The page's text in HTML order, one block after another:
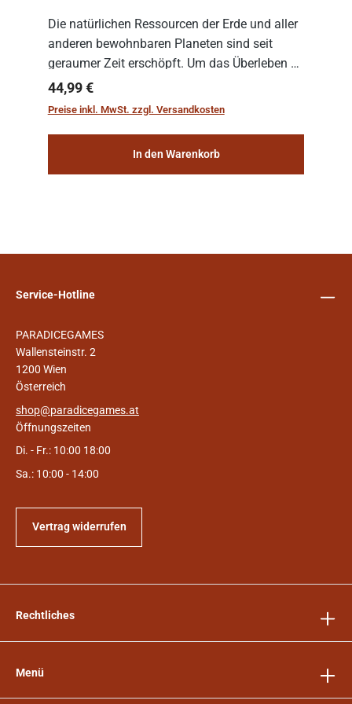
Die natürlichen Ressourcen der Erde und aller
anderen bewohnbaren Planeten sind seit
geraumer Zeit erschöpft. Um das Überleben zu
sichern, wurden die sogenannten
„Weltenschiffe“ gebaut. Auf diesen
Regulärer Preis:
44,99 €
Preise inkl. MwSt. zzgl. Versandkosten
In den Warenkorb
Service-Hotline
PARADICEGAMES
Wallensteinstr. 2
1200 Wien
Österreich
shop@paradicegames.at
Öffnungszeiten
Di. - Fr.: 10:00 18:00
Sa.: 10:00 - 14:00
Vertrag widerrufen
Rechtliches
Menü